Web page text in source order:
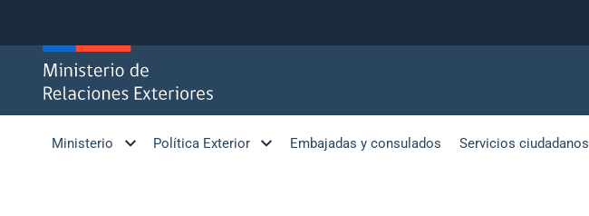
Ministerio Política Exterior Embajadas y consulados Servicios ciudadanos